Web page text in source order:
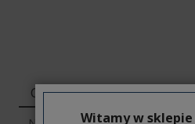
Cechy
Witamy w sklepie